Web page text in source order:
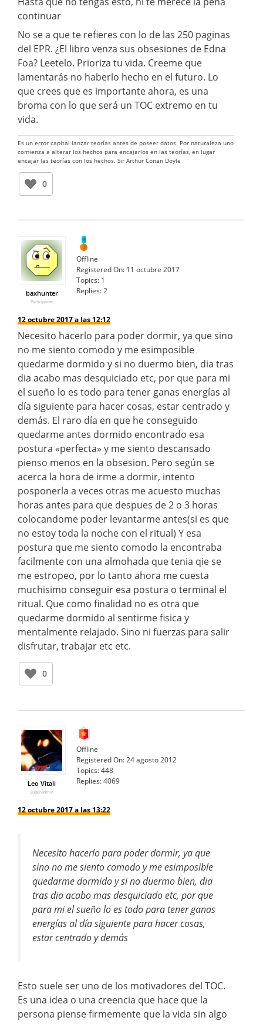
continuar
No se a que te refieres con lo de las 250 paginas
del EPR. ¿El libro venza sus obsesiones de Edna
Foa? Leetelo. Prioriza tu vida. Creeme que
lamentarás no haberlo hecho en el futuro. Lo
que crees que es importante ahora, es una
broma con lo que será un TOC extremo en tu
vida.
Es un error capital lanzar teorías antes de poseer datos. Por naturaleza uno
comienza a alterar los hechos para encajarlos en las teorías, en lugar
encajar las teorías con los hechos. Sir Arthur Conan Doyle
0
baxhunter
Participante
Offline
Registered On: 11 octubre 2017
Topics: 1
Replies:2
12 octubre 2017 a las 12:12
Necesito hacerlo para poder dormir, ya que sino
no me siento comodo y me esimposible
quedarme dormido y si no duermo bien, dia tras
dia acabo mas desquiciado etc, por que para mi
el sueño lo es todo para tener ganas energías al
día siguiente para hacer cosas, estar centrado y
demás. El raro día en que he conseguido
quedarme antes dormido encontrado esa
postura «perfecta» y me siento descansado
pienso menos en la obsesion. Pero según se
acerca la hora de irme a dormir, intento
posponerla a veces otras me acuesto muchas
horas antes para que despues de 2 o 3 horas
colocandome poder levantarme antes(si es que
no estoy toda la noche con el ritual) Y esa
postura que me siento comodo la encontraba
facilmente con una almohada que tenia qie se
me estropeo, por lo tanto ahora me cuesta
muchisimo conseguir esa postura o terminal el
ritual. Que como finalidad no es otra que
quedarme dormido al sentirme fisica y
mentalmente relajado. Sino ni fuerzas para salir
disfrutar, trabajar etc etc.
0
Leo Vitali
SuperAdmin
Offline
Registered On:24 agosto 2012
Topics:448
Replies:4069
12 octubre 2017 a las 13:22
Necesito hacerlo para poder dormir, ya que
sino no me siento comodo y me esimposible
quedarme dormido y si no duermo bien, dia
tras dia acabo mas desquiciado etc, por que
para mi el sueño lo es todo para tener ganas
energías al día siguiente para hacer cosas,
estar centrado y demás
Esto suele ser uno de los motivadores del TOC.
Es una idea o una creencia que hace que la
persona piense firmemente que la vida sin algo